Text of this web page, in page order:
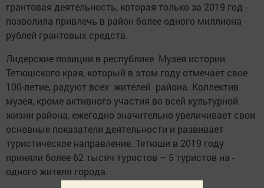
грантовая дея­тельность, которая только за 2019 год ­
позволила привлечь в район более одного миллиона ­
рублей грантовых средств.
Лидерские позиции в респуб­лике Музея истории
Тетюшского края, который в этом году отмечает свое
100-летие, радуют всех жителей района. Коллектив
музея, кроме активного учас­тия во всей культурной
жизни района, ежегодно значительно увеличивает свои
основные показатели деятельнос­ти и развивает
туристическое направление. Тетюши в 2019 году
приняли более 62 тысяч турис­тов – 5 туристов на ­
одного ­жителя города.